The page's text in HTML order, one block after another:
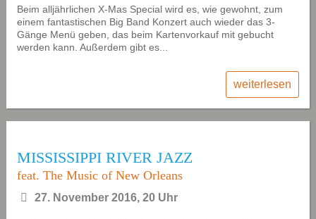
Beim alljährlichen X-Mas Special wird es, wie gewohnt, zum
einem fantastischen Big Band Konzert auch wieder das 3-
Gänge Menü geben, das beim Kartenvorkauf mit gebucht
werden kann. Außerdem gibt es...
weiterlesen
MISSISSIPPI RIVER JAZZ
feat. The Music of New Orleans
27. November 2016, 20 Uhr